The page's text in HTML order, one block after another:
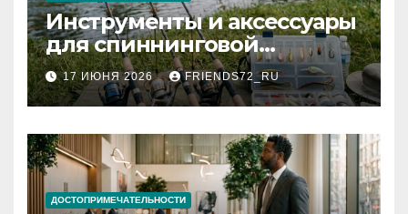
Инструменты и аксессуары
для спиннинговой
рыбалки: назначение и
типы
17 ИЮНЯ 2026 FRIENDS72_RU
ДОСТОПРИМЕЧАТЕЛЬНОСТИ